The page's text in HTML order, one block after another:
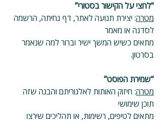
“לחצי על הקישור בסטורי”
מטרה: יצירת תנועה לאתר, דף נחיתה, הרשמה
לסדנה או מאמר
מתאים כשיש המשך ישיר וברור למה שנאמר
בסרטון.
“שמירת הפוסט”
מטרה: חיזוק האותות לאלגוריתם והבנה שזה
תוכן שימושי
מתאים לטיפים, רשימות, או תהליכים שירצו